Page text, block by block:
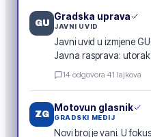
GU
Gradska uprava
JAVNI UVID
Javni uvid u izmjene
Javna rasprava: utorak
14 odgovora·41 lajkova
ZG
Motovun glasnik
GRADSKI MEDIJ
Novi broj je vani. U